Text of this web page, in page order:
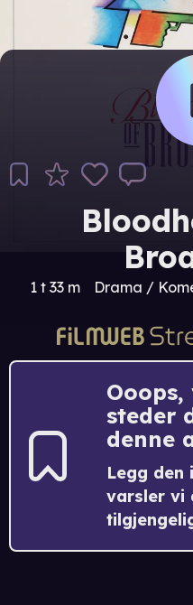
1 t 33 m Drama /
steder
denne
Legg den
varsler vi